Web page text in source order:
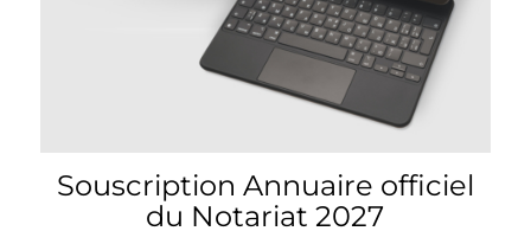
Souscription Annuaire officiel
du Notariat 2027